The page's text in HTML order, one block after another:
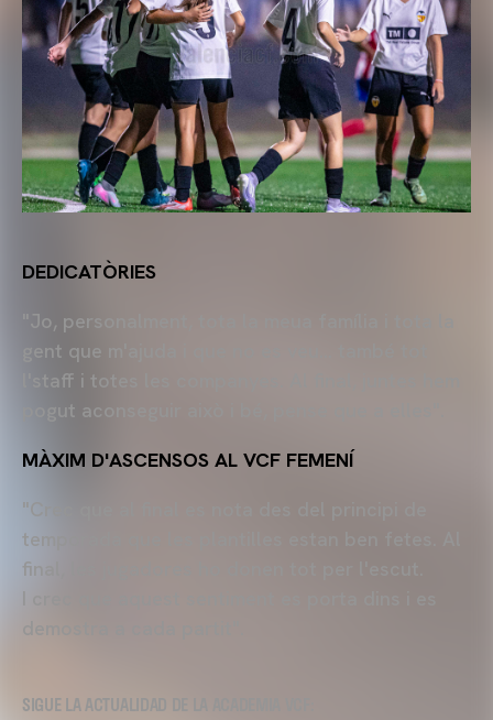
DEDICATÒRIES
"Jo, personalment, tota la meua família i tota la
gent que m'ajuda i que no es veu... també tot
l'staff i totes les companyes. Al final, juntes hem
pogut aconseguir això i bé, pense que a elles".
MÀXIM D'ASCENSOS AL VCF FEMENÍ
"Crec que al final es nota des del principi de
temporada que les plantilles estan ben fetes. Al
final, les jugadores ho donen tot per l'escut.
I
SIGUE LA ACTUALIDAD DE LA ACADEMIA VCF: